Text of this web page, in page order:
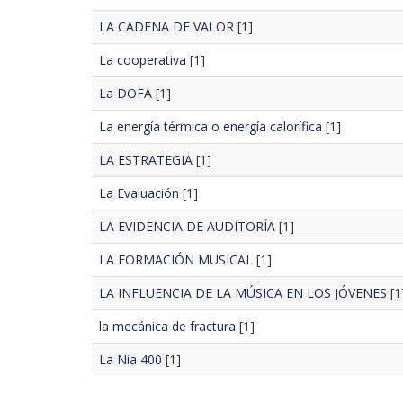
LA CADENA DE VALOR [1]
La cooperativa [1]
La DOFA [1]
La energía térmica o energía calorífica [1]
LA ESTRATEGIA [1]
La Evaluación [1]
LA EVIDENCIA DE AUDITORÍA [1]
LA FORMACIÓN MUSICAL [1]
LA INFLUENCIA DE LA MÚSICA EN LOS JÓVENES
la mecánica de fractura [1]
La Nia 400 [1]